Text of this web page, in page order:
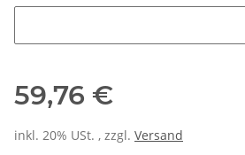
59,76 €
inkl. 20% USt. , zzgl. Versand